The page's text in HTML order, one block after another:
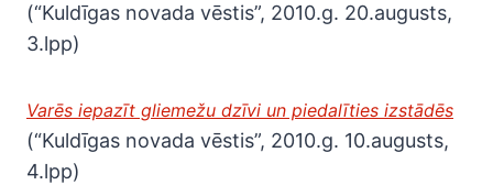
(“Kuldīgas novada vēstis”, 2010.g. 20.augusts,
3.lpp)
Varēs iepazīt gliemežu dzīvi un piedalīties izstādēs
(“Kuldīgas novada vēstis”, 2010.g. 10.augusts,
4.lpp)